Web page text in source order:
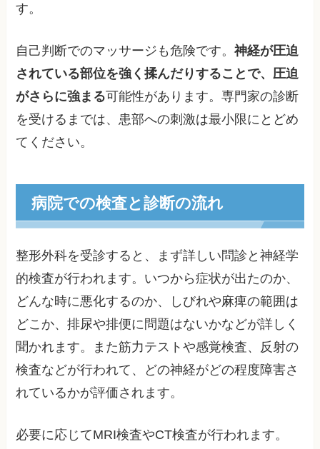
す。
自己判断でのマッサージも危険です。神経が圧迫
されている部位を強く揉んだりすることで、圧迫
がさらに強まる可能性があります。専門家の診断
を受けるまでは、患部への刺激は最小限にとどめ
てください。
病院での検査と診断の流れ
整形外科を受診すると、まず詳しい問診と神経学
的検査が行われます。いつから症状が出たのか、
どんな時に悪化するのか、しびれや麻痺の範囲は
どこか、排尿や排便に問題はないかなどが詳しく
聞かれます。また筋力テストや感覚検査、反射の
検査などが行われて、どの神経がどの程度障害さ
れているかが評価されます。
必要に応じてMRI検査やCT検査が行われます。